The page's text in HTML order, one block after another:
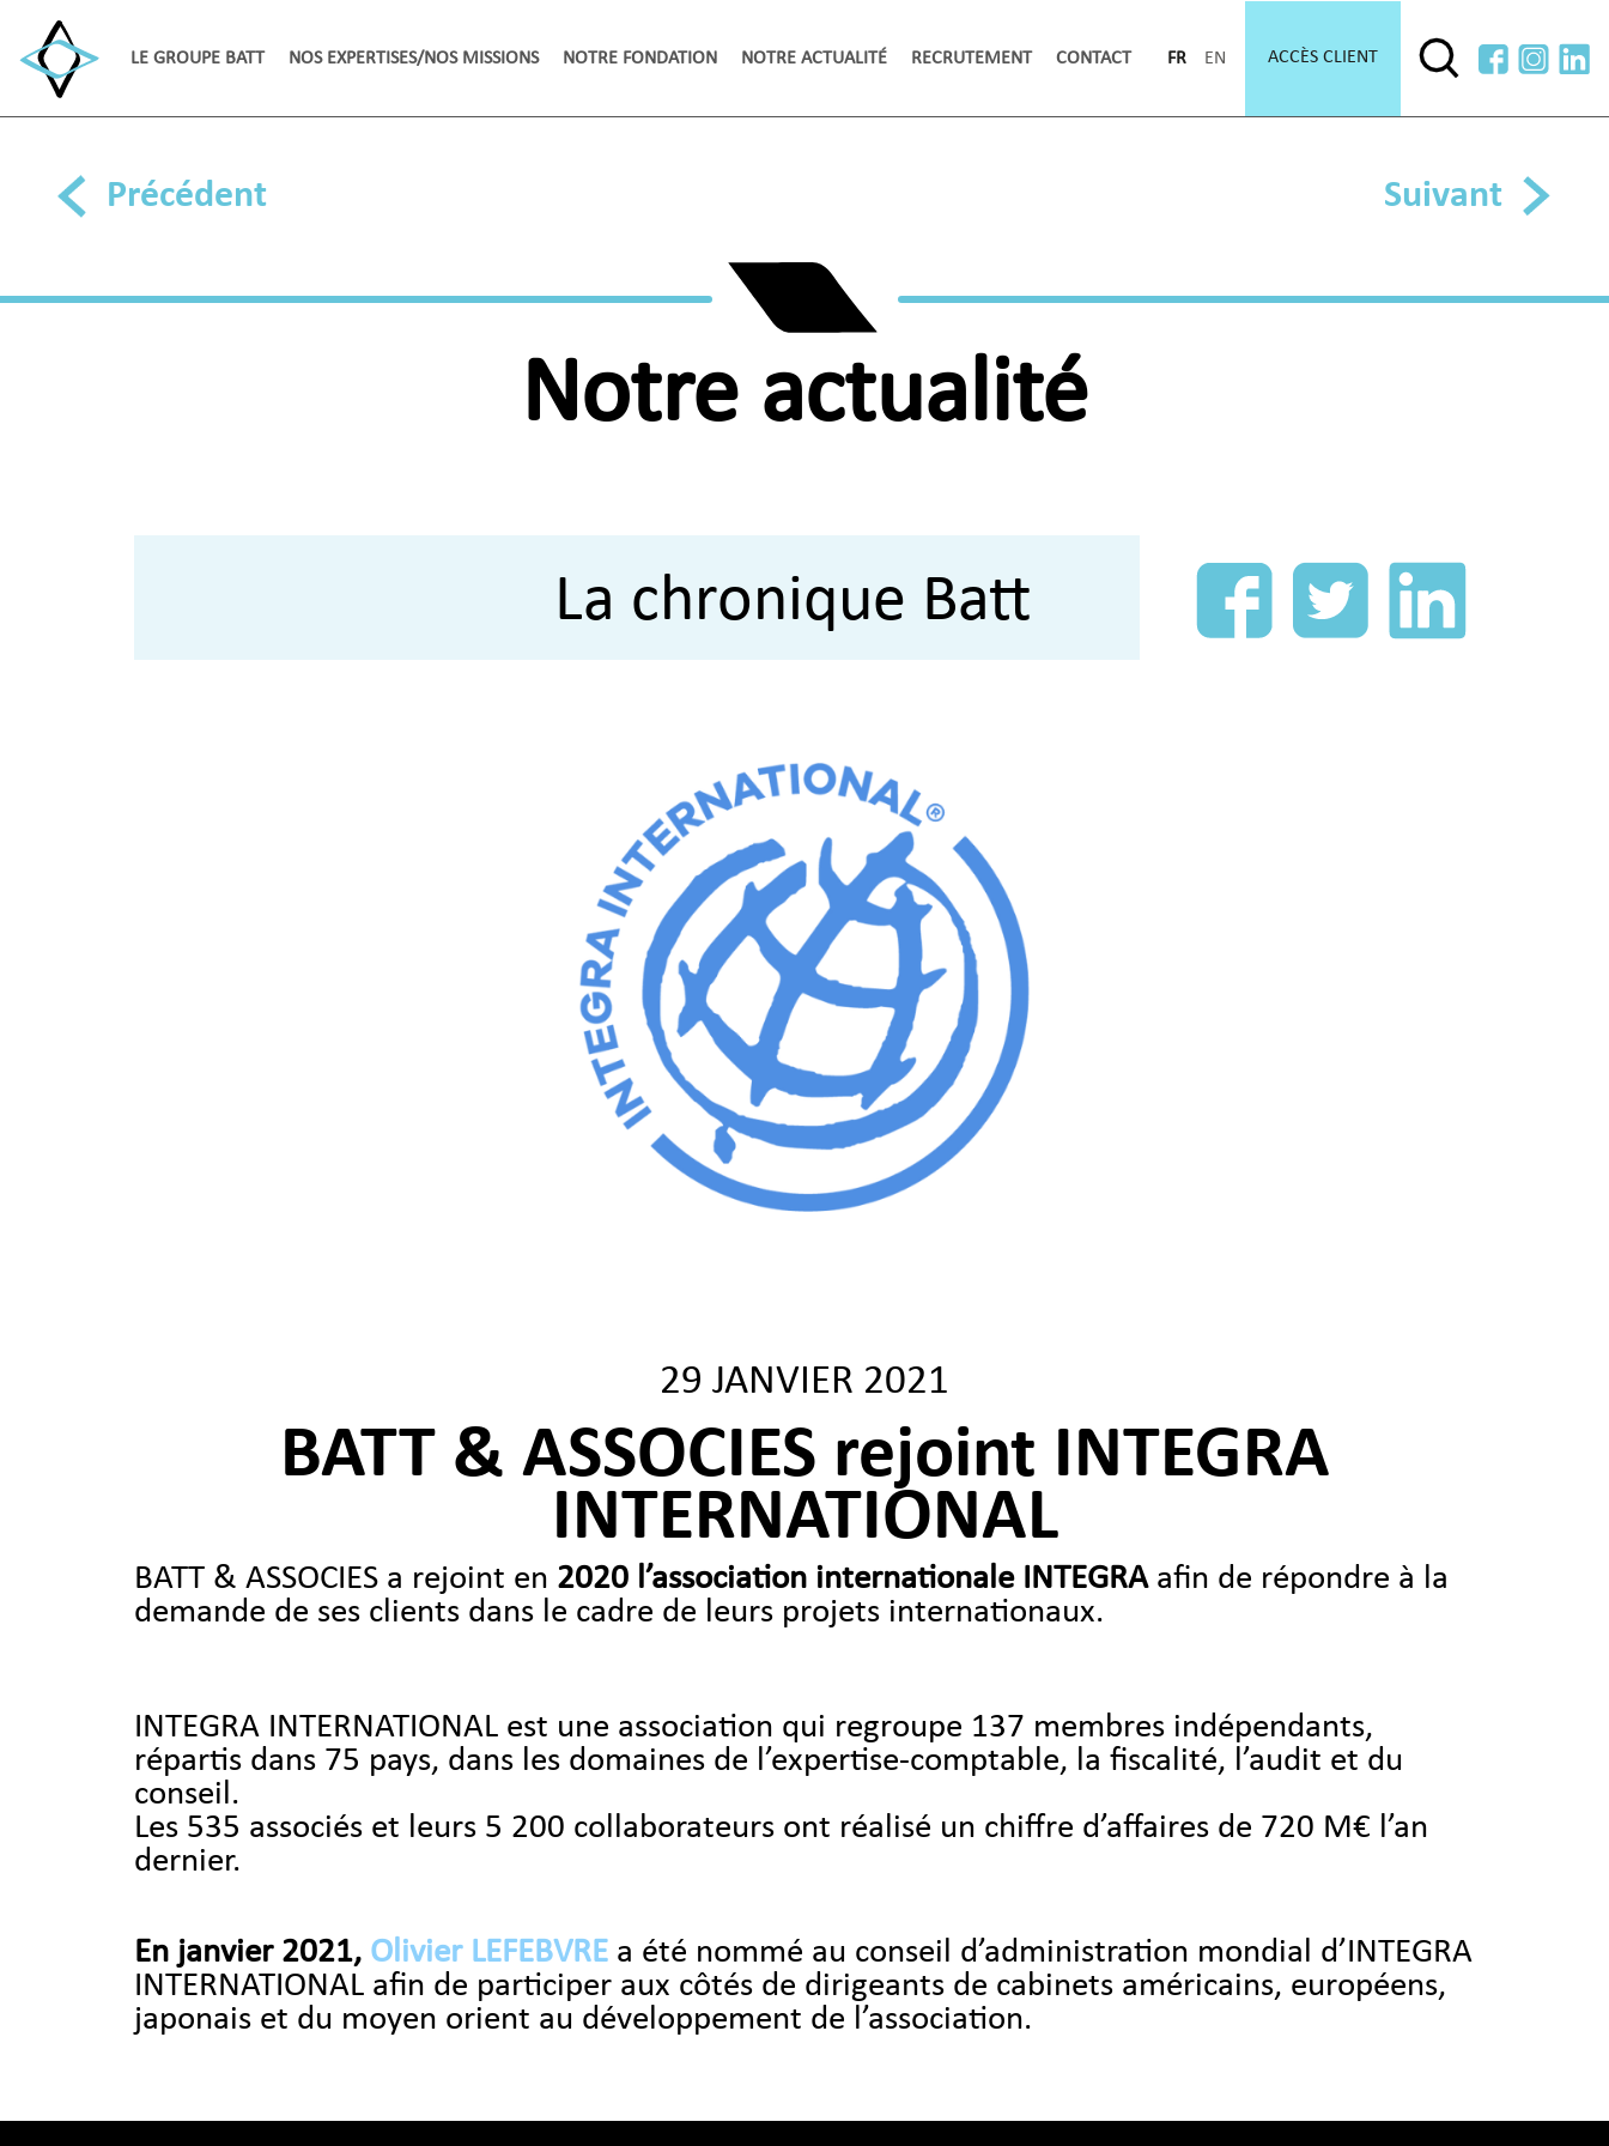
LE GROUPE BATT NOS EXPERTISES/NOS MISSIONS NOTRE FONDATION NOTRE ACTUALITÉ RECRUTEMENT CONTACT FR EN ACCÈS CLIENT
Précédent Suivant
Notre actualité
La chronique Batt
29 JANVIER 2021
BATT & ASSOCIES rejoint INTEGRA
INTERNATIONAL
BATT & ASSOCIES a rejoint en 2020 l’association internationale INTEGRAafin de répondre à la
demande de ses clients dans le cadre de leurs projets internationaux.
INTEGRA INTERNATIONAL est une association qui regroupe 137 membres indépendants,
répartis dans 75 pays, dans les domaines de l’expertise-comptable, la fiscalité, l’audit et du
conseil.
Les 535 associés et leurs 5 200 collaborateurs ont réalisé un chiffre d’affaires de 720 M€ l’an
dernier.
En janvier 2021, Olivier LEFEBVRE a été nommé au conseil d’administration mondial d’INTEGRA
INTERNATIONAL afin de participer aux côtés de dirigeants de cabinets américains, européens,
japonais et du moyen orient au développement de l’association.